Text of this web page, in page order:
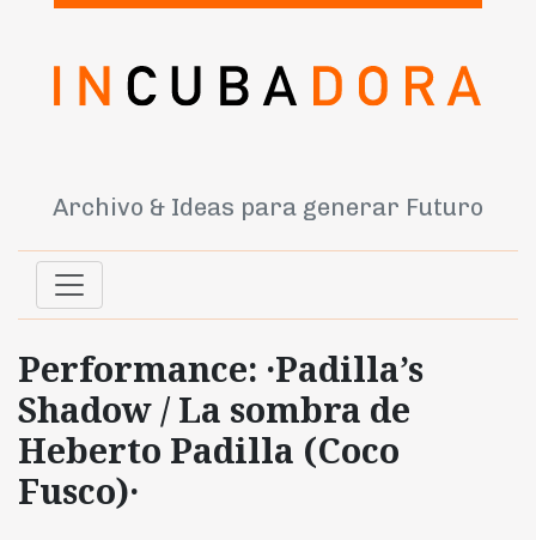
Archivo & Ideas para generar Futuro
Performance: ·Padilla’s
Shadow / La sombra de
Heberto Padilla (Coco
Fusco)·